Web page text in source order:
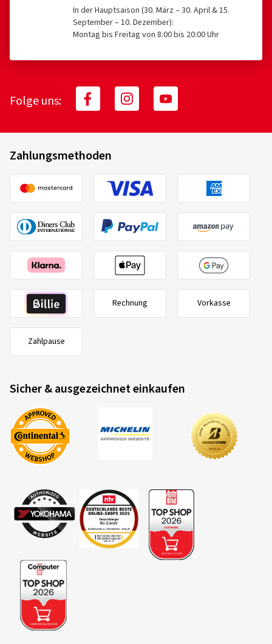
In der Hauptsaison (30. März – 30. April & 15.
September – 10. Dezember):
Montag bis Freitag von 8:00 bis 20:00 Uhr
Folge uns:
Zahlungsmethoden
Rechnung Vorkasse
Zahlpause
Sicher & ausgezeichnet einkaufen